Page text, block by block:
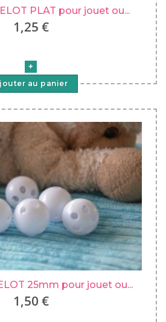
PLAT pour jouet ou...
1,25 €
au panier
25mm pour jouet ou...
1,50 €